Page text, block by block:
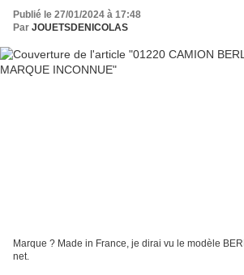
Publié le 27/01/2024 à 17:48
Par JOUETSDENICOLAS
Marque ? Made in France, je dirai vu le modèle
net.